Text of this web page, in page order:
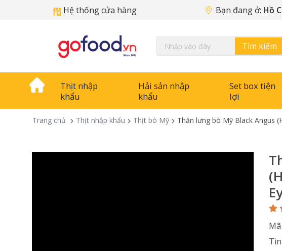
Hệ thống cửa hàng Bạn đang ở: Hồ
Tìm kiếm
Thịt nhập
khẩu
Hải sản nhập
khẩu
Set box tiện
lợi
Trang chủ Thịt nhập khẩu Thịt bò Mỹ Thăn lưng bò Mỹ Black Angus